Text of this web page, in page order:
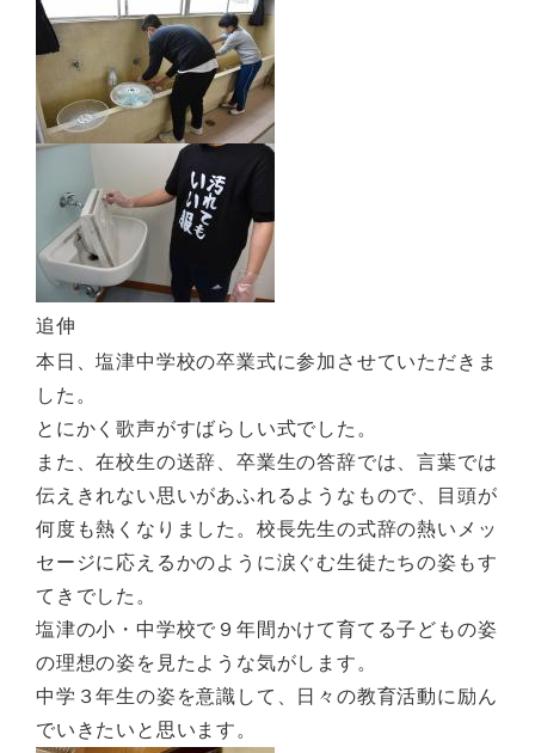
追伸
本日、塩津中学校の卒業式に参加させていただきま
した。
とにかく歌声がすばらしい式でした。
また、在校生の送辞、卒業生の答辞では、言葉では
伝えきれない思いがあふれるようなもので、目頭が
何度も熱くなりました。校長先生の式辞の熱いメッ
セージに応えるかのように涙ぐむ生徒たちの姿もす
てきでした。
塩津の小・中学校で９年間かけて育てる子どもの姿
の理想の姿を見たような気がします。
中学３年生の姿を意識して、日々の教育活動に励ん
でいきたいと思います。